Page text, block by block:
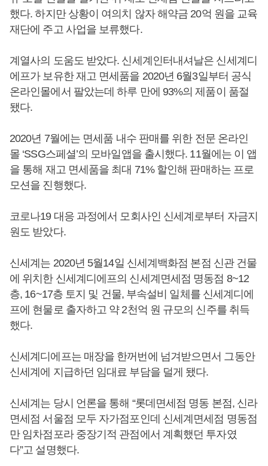
했다. 하지만 상황이 여의치 않자 해약금 20억 원을 교육
재단에 주고 사업을 보류했다.
계열사의 도움도 받았다. 신세계인터내셔날은 신세계디
에프가 보유한 재고 면세품을 2020년 6월3일부터 공식
온라인몰에서 팔았는데 하루 만에 93%의 제품이 품절
됐다.
2020년 7월에는 면세품 내수 판매를 위한 전문 온라인
몰 ‘SSG스페셜’의 모바일앱을 출시했다. 11월에는 이 앱
을 통해 재고 면세품을 최대 71% 할인해 판매하는 프로
모션을 진행했다.
코로나19 대응 과정에서 모회사인 신세계로부터 자금지
원도 받았다.
신세계는 2020년 5월14일 신세계백화점 본점 신관 건물
에 위치한 신세계디에프의 신세계면세점 명동점 8~12
층, 16~17층 토지 및 건물, 부속설비 일체를 신세계디에
프에 현물로 출자하고 약 2천억 원 규모의 신주를 취득
했다.
신세계디에프는 매장을 한꺼번에 넘겨받으면서 그동안
신세계에 지급하던 임대료 부담을 덜게 됐다.
신세계는 당시 언론을 통해 “롯데면세점 명동 본점, 신라
면세점 서울점 모두 자가점포인데 신세계면세점 명동점
만 임차점포라 중장기적 관점에서 계획했던 투자였
다”고 설명했다.